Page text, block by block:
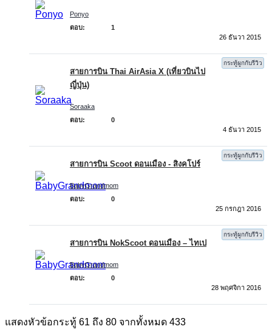
Ponyo
ตอบ:
1
26 ธันวา 2015
กระทู้ผูกกับรีวิว
สายการบิน Thai AirAsia X (เที่ยวบินไป
ญี่ปุ่น)
Soraaka
ตอบ:
0
4 ธันวา 2015
กระทู้ผูกกับรีวิว
สายการบิน Scoot ดอนเมือง - สิงคโปร์
BabyGrandmom
ตอบ:
0
25 กรกฎา 2016
กระทู้ผูกกับรีวิว
สายการบิน NokScoot ดอนเมือง – ไทเป
BabyGrandmom
ตอบ:
0
28 พฤศจิกา 2016
แสดงหัวข้อกระทู้ 61 ถึง 80 จากทั้งหมด 433